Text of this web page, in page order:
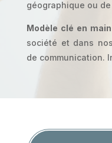
géographique ou
Modèle clé en main
société et dans
de communication.